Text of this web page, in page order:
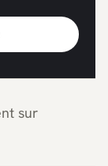
sur